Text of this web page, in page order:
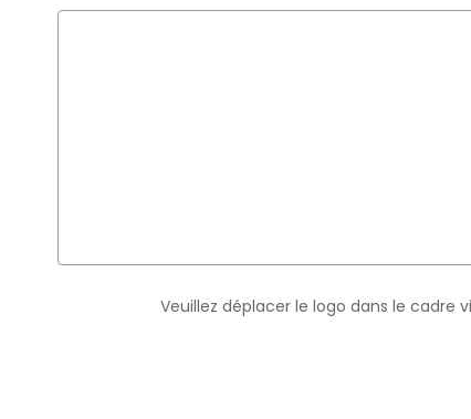
Veuillez déplacer le logo dans le cadre